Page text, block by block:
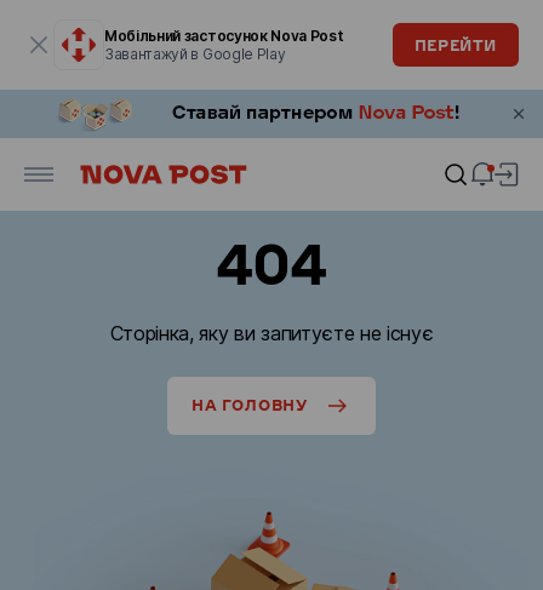
Мобільний застосунок Nova Post
Завантажуй в Google Play
ПЕРЕЙТИ
404
Сторінка, яку ви запитуєте не існує
НА ГОЛОВНУ